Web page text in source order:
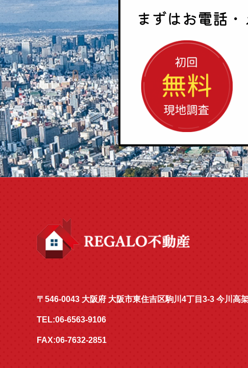
まずはお電話
〒546-0043 大阪府 大阪市東住吉区駒川4丁目3-3 今川高
TEL:06-6563-9106
FAX:06-7632-2851